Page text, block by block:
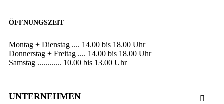
ÖFFNUNGSZEIT
Montag + Dienstag .... 14.00 bis 18.00 Uhr
Donnerstag + Freitag .... 14.00 bis 18.00 Uhr
Samstag ............ 10.00 bis 13.00 Uhr
UNTERNEHMEN 